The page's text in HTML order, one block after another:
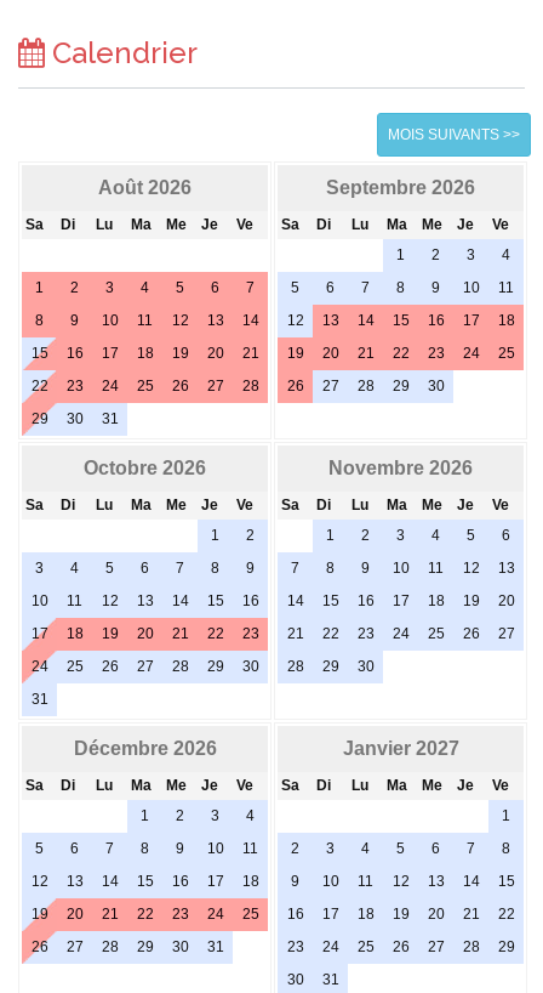
Calendrier
MOIS SUIVANTS >>
Août 2026
Sa Di Lu Ma Me Je Ve
1 2 3 4 5 6
7
8
9 10 11 12 13
14
15
16 17 18 19 20
21
22
23 24 25 26 27
28
29
30 31
Septembre 2026
Sa Di Lu Ma Me Je
Ve
1
2 3
4
5
6 7 8 9 10
11
12
13 14 15 16 17
18
19
20 21 22 23 24
25
26
27 28 29 30
Octobre 2026
Sa Di Lu Ma Me Je
Ve
1
2
3
4 5 6 7 8
9
10
11 12 13 14 15
16
17
18 19 20 21 22
23
24
25 26 27 28 29
30
31
Novembre 2026
Sa Di Lu Ma Me Je
Ve
1
2 3 4 5
6
7
8 9 10 11 12
13
14
15 16 17 18 19
20
21
22 23 24 25 26
27
28
29 30
Décembre 2026
Sa Di Lu Ma Me Je
Ve
1
2 3
4
5
6 7 8 9 10
11
12
13 14 15 16 17
18
19
20 21 22 23 24
25
26
27 28 29 30 31
Janvier 2027
Sa Di Lu Ma Me Je
Ve
1
2
3 4 5 6 7
8
9
10 11 12 13 14
15
16
17 18 19 20 21
22
23
24 25 26 27 28
29
30
31